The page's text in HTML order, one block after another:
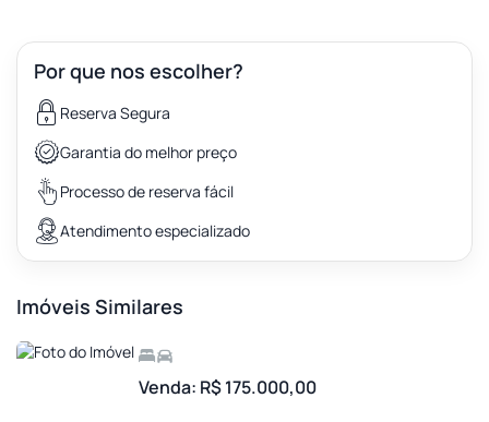
Por que nos escolher?
Reserva Segura
Garantia do melhor preço
Processo de reserva fácil
Atendimento especializado
Imóveis Similares
Venda: R$ 175.000,00